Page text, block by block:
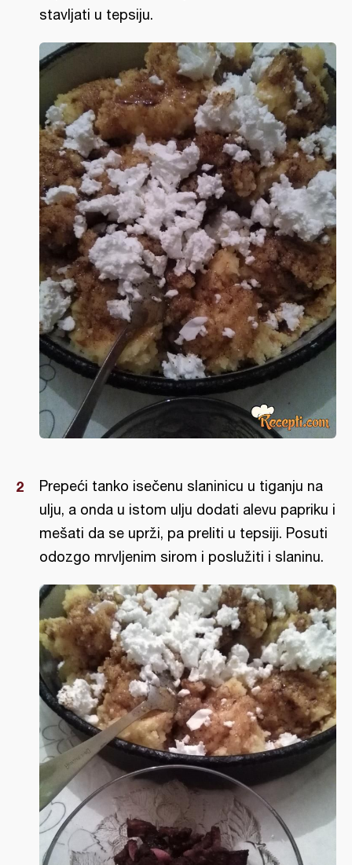
stavljati u tepsiju.
Prepeći tanko isečenu slaninicu u tiganju na
ulju, a onda u istom ulju dodati alevu papriku i
mešati da se uprži, pa preliti u tepsiji. Posuti
odozgo mrvljenim sirom i poslužiti i slaninu.